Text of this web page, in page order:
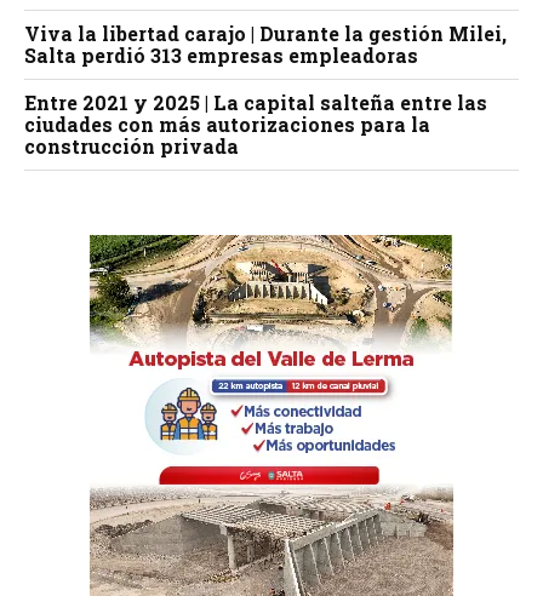
Viva la libertad carajo | Durante la gestión Milei,
Salta perdió 313 empresas empleadoras
Entre 2021 y 2025 | La capital salteña entre las
ciudades con más autorizaciones para la
construcción privada